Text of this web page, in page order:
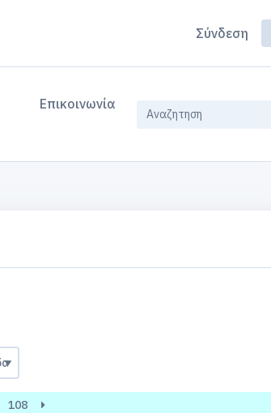
Σύνδεση
Επικοινωνία
108